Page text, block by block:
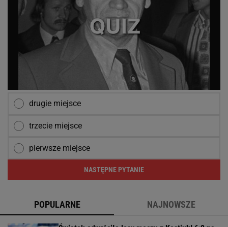
drugie miejsce
trzecie miejsce
pierwsze miejsce
NASTĘPNE PYTANIE
POPULARNE NAJNOWSZE